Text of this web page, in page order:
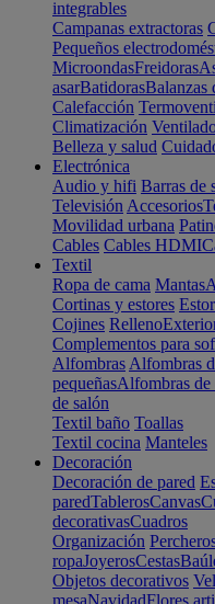
integrables
Campanas extractoras
Pequeños
MicroondasFreidoras
asarBatidorasBalanzas
Calefacción
Climatización
Belleza y salud
Electrónica
Audio y hifi Barras de
Televisión Accesorios
Movilidad urbana
Cables Cables HDMI
Textil
Ropa de cama Mantas
Cortinas y estores
Cojines Relleno
Complementos para
Alfombras Alfombras
pequeñasAlfombras de
de salón
Textil baño Toallas
Textil cocina Manteles
Decoración
Decoración de pared
paredTablerosCanvas
decorativasCuadros
Organización
ropaJoyerosCestas
Objetos decorativos
mesaNavidadFlores